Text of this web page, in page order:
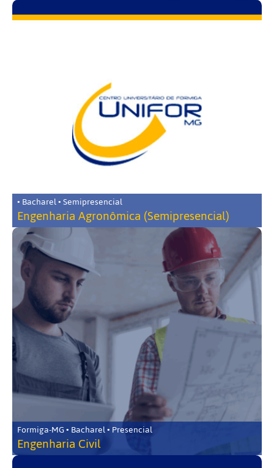
• Bacharel • Semipresencial
Engenharia Agronômica (Semipresencial)
Formiga-MG • Bacharel • Presencial
Engenharia Civil